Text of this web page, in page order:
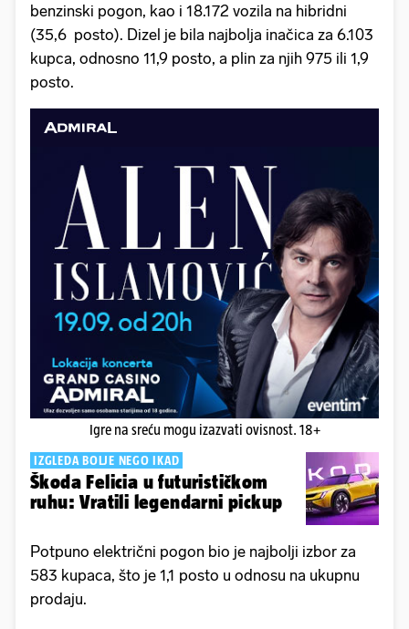
benzinski pogon, kao i 18.172 vozila na hibridni
(35,6 posto). Dizel je bila najbolja inačica za 6.103
kupca, odnosno 11,9 posto, a plin za njih 975 ili 1,9
posto.
Igre na sreću mogu izazvati ovisnost. 18+
IZGLEDA BOLJE NEGO IKAD
Škoda Felicia u futurističkom
ruhu: Vratili legendarni pickup
Potpuno električni pogon bio je najbolji izbor za
583 kupaca, što je 1,1 posto u odnosu na ukupnu
prodaju.